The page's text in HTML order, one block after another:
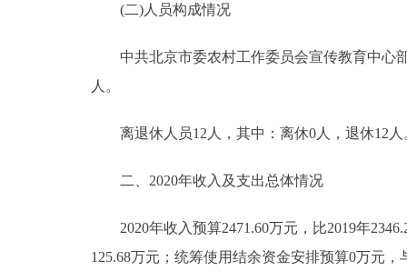
(二)人员构成情况
中共北京市委农村工作委员会宣传教育中心部
人。
离退休人员12人，其中：离休0人，退休12人
二、2020年收入及支出总体情况
2020年收入预算2471.60万元，比2019年
125.68万元；统筹使用结余资金安排预算0万元